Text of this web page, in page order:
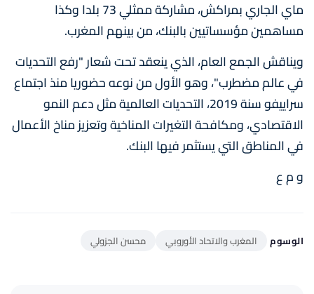
ماي الجاري بمراكش، مشاركة ممثلي 73 بلدا وكذا
مساهمين مؤسساتيين بالبنك، من بينهم المغرب.
ويناقش الجمع العام، الذي ينعقد تحت شعار "رفع التحديات
في عالم مضطرب"، وهو الأول من نوعه حضوريا منذ اجتماع
سراييفو سنة 2019، التحديات العالمية مثل دعم النمو
الاقتصادي، ومكافحة التغيرات المناخية وتعزيز مناخ الأعمال
في المناطق التي يستثمر فيها البنك.
و م ع
الوسوم المغرب والاتحاد الأوروبي محسن الجزولي